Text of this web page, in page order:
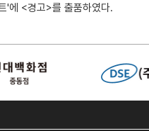
'에 <경고>를 출품하였다.